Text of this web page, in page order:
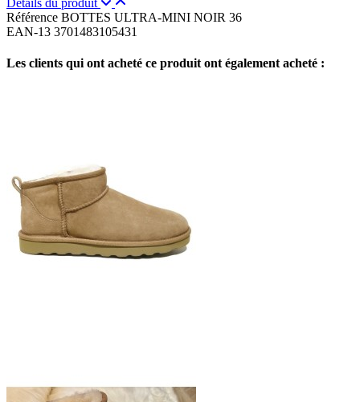
Détails du produit
Référence BOTTES ULTRA-MINI NOIR 36
EAN-13 3701483105431
Les clients qui ont acheté ce produit ont également acheté :